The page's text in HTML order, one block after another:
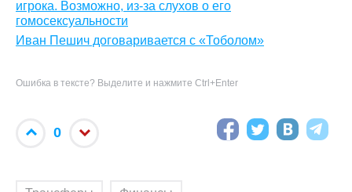
игрока. Возможно, из-за слухов о его
гомосексуальности
Иван Пешич договаривается с «Тоболом»
Ошибка в тексте? Выделите и нажмите Ctrl+Enter
0